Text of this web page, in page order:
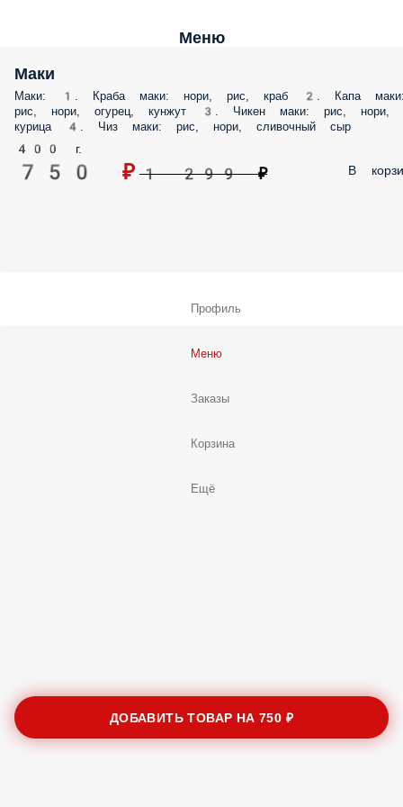
Меню
Маки
Маки: 1. Краба маки: нори, рис, краб 2. Капа
рис, нори, огурец, кунжут 3. Чикен маки: рис, нори,
курица 4. Чиз маки: рис, нори, сливочный сыр
400 г.
750 ₽ 1 299 ₽ В
ДОБАВИТЬ ТОВАР НА750 ₽
Профиль
Меню
Заказы
Корзина
Ещё